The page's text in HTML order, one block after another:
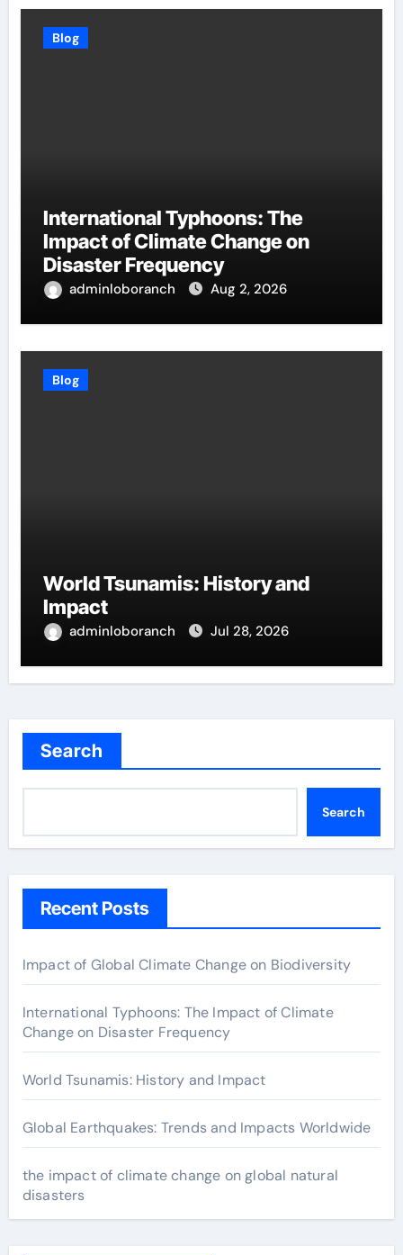
Blog
International Typhoons: The
Impact of Climate Change on
Disaster Frequency
adminloboranch Aug 2, 2026
Blog
World Tsunamis: History and
Impact
adminloboranch Jul 28, 2026
Search
Search
Recent Posts
Impact of Global Climate Change on Biodiversity
International Typhoons: The Impact of Climate
Change on Disaster Frequency
World Tsunamis: History and Impact
Global Earthquakes: Trends and Impacts Worldwide
the impact of climate change on global natural
disasters